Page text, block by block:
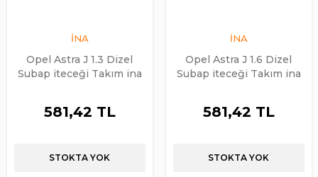
İNA
Opel Astra J 1.3 Dizel
Subap iteceği Takım ina
581,42 TL
STOKTA YOK
İNA
Opel Astra J 1.6 Dizel
Subap iteceği Takım ina
581,42 TL
STOKTA YOK